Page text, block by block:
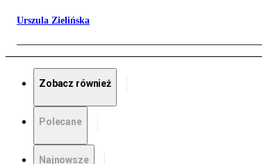
Urszula Zielińska
Zobacz również
Polecane
Najnowsze